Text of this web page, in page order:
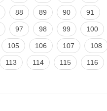
88 89 90 91
97 98 99 100
105 106 107 108
113 114 115 116